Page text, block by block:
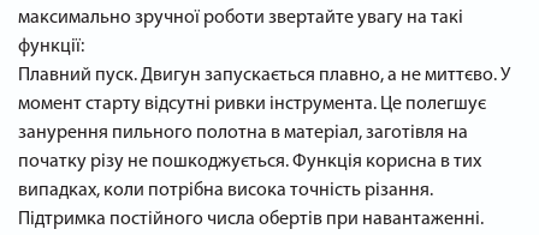
максимально зручної роботи звертайте увагу на такі
функції:
Плавний пуск. Двигун запускається плавно, а не миттєво. У
момент старту відсутні ривки інструмента. Це полегшує
занурення пильного полотна в матеріал, заготівля на
початку різу не пошкоджується. Функція корисна в тих
випадках, коли потрібна висока точність різання.
Підтримка постійного числа обертів при навантаженні.